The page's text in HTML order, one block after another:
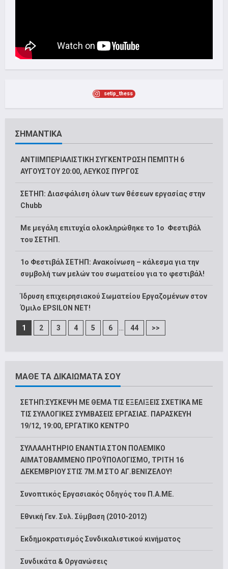
setip_thess
ΣΗΜΑΝΤΙΚΑ
ΑΝΤΙΙΜΠΕΡΙΑΛΙΣΤΙΚΗ ΣΥΓΚΕΝΤΡΩΣΗ ΠΕΜΠΤΗ 6
ΑΥΓΟΥΣΤΟΥ 20:00, ΛΕΥΚΟΣ ΠΥΡΓΟΣ
ΣΕΤΗΠ: Διασφάλιση όλων των θέσεων εργασίας στην
Chubb
Με μεγάλη επιτυχία ολοκληρώθηκε το 1ο Φεστιβάλ
του ΣΕΤΗΠ.
1o Φεστιβάλ ΣΕΤΗΠ: Ανακοίνωση – κάλεσμα για την
συμβολή των μελών του σωματείου για το φεστιβάλ!
Ίδρυση επιχειρησιακού Σωματείου Εργαζομένων στον
Όμιλο EPSILON NET!
1 2 3 4 5 6 ... 44 >>
ΜΑΘΕ ΤΑ ΔΙΚΑΙΩΜΑΤΑ ΣΟΥ
ΣΕΤΗΠ:ΣΥΣΚΕΨΗ ΜΕ ΘΕΜΑ ΤΙΣ ΕΞΕΛΙΞΕΙΣ ΣΧΕΤΙΚΑ ΜΕ
ΤΙΣ ΣΥΛΛΟΓΙΚΕΣ ΣΥΜΒΑΣΕΙΣ ΕΡΓΑΣΙΑΣ. ΠΑΡΑΣΚΕΥΗ
19/12, 19:00, ΕΡΓΑΤΙΚΟ ΚΕΝΤΡΟ
ΣΥΛΛΑΛΗΤΗΡΙΟ ΕΝΑΝΤΙΑ ΣΤΟΝ ΠΟΛΕΜΙΚΟ
ΑΙΜΑΤΟΒΑΜΜΕΝΟ ΠΡΟΫΠΟΛΟΓΙΣΜΟ, ΤΡΙΤΗ 16
ΔΕΚΕΜΒΡΙΟΥ ΣΤΙΣ 7Μ.Μ ΣΤΟ ΑΓ.ΒΕΝΙΖΕΛΟΥ!
Συνοπτικός Εργασιακός Οδηγός του Π.Α.ΜΕ.
Εθνική Γεν. Συλ. Σύμβαση (2010-2012)
Εκδημοκρατισμός Συνδικαλιστικού κινήματος
Συνδικάτα & Οργανώσεις